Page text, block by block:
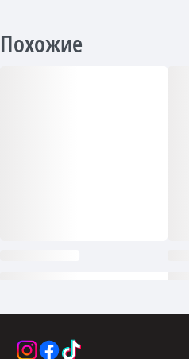
Похожие